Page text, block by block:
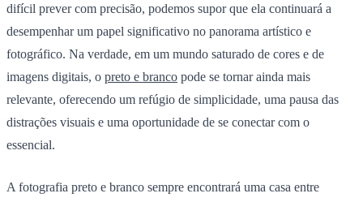
difícil prever com precisão, podemos supor que ela continuará a
desempenhar um papel significativo no panorama artístico e
fotográfico. Na verdade, em um mundo saturado de cores e de
imagens digitais, o preto e branco pode se tornar ainda mais
relevante, oferecendo um refúgio de simplicidade, uma pausa das
distrações visuais e uma oportunidade de se conectar com o
essencial.
A fotografia preto e branco sempre encontrará uma casa entre